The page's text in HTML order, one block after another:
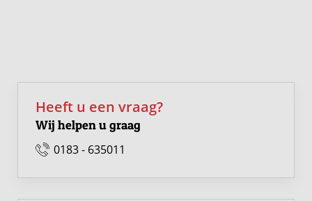
Heeft u een vraag?
Wij helpen u graag
0183 - 635011